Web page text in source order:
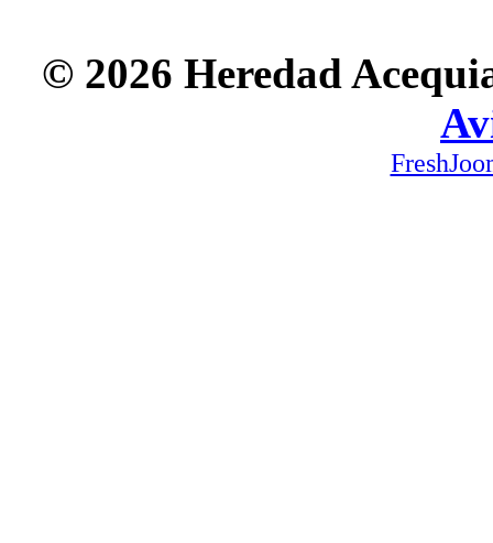
© 2026 Heredad